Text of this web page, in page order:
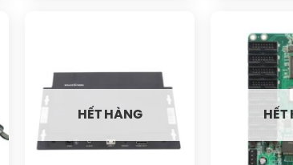
HẾT HÀNG HẾT